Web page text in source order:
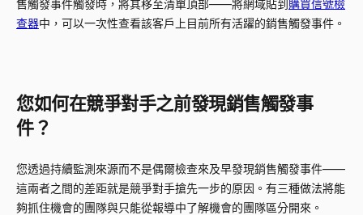
售觸發事件觸發時，將其移至清單頂部——將網域貼到 購買信號檢
查器中，可以一次性查看該客戶上目前所有活躍的銷售觸發事件。
您如何在競爭對手之前發現銷售觸發事
件？
您透過持續監測來源而不是偶爾檢查來及早發現銷售觸發事件——
這兩者之間的差距就是競爭對手搶先一步的原因。有三種做法將能
夠抓住機會的團隊與只能從報導中了解機會的團隊區分開來。